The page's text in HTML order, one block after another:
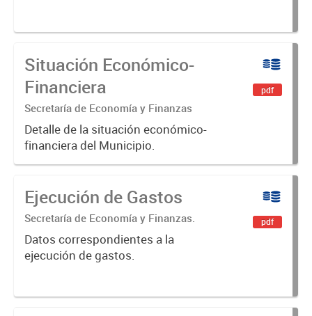
Situación Económico-
Financiera
Secretaría de Economía y Finanzas
Detalle de la situación económico-
financiera del Municipio.
pdf
Ejecución de Gastos
Secretaría de Economía y Finanzas.
Datos correspondientes a la
ejecución de gastos.
pdf